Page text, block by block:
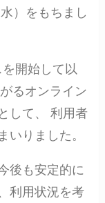
）をもちまし
開始して以
るオンライン
して、 利用者
いりました。
後も安定的に
利用状況を考